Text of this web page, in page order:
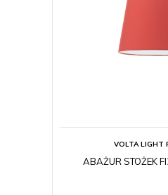
VOLTA LIGHT
ABAŻUR STOŻEK